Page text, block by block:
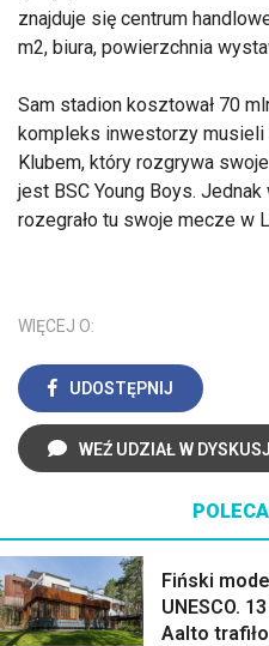
znajduje się centrum
m2, biura, powierzchnia
Sam stadion kosztował 70
kompleks inwestorzy musieli
Klubem, który rozgrywa
jest BSC Young Boys.
rozegrało tu swoje mecze w
WIĘCEJ O:
UDOSTĘPNIJ
WEŹ UDZIAŁ W DYSKUSJI
Fiński
UNESCO.
Aalto